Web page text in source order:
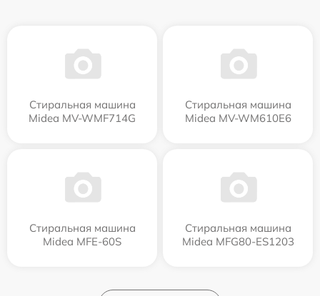
Стиральная машина
Midea MV-WMF714G
Стиральная машина
Midea MV-WM610E6
Стиральная машина
Midea MFE-60S
Стиральная машина
Midea MFG80-ES1203